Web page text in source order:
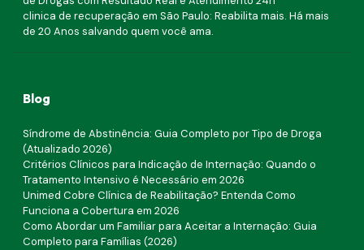
clinica de recuperação em São Paulo: Reabilita mais. Há mais
de 20 Anos salvando quem você ama.
Blog
Síndrome de Abstinência: Guia Completo por Tipo de Droga
(Atualizado 2026)
Critérios Clínicos para Indicação de Internação: Quando o
Tratamento Intensivo é Necessário em 2026
Unimed Cobre Clínica de Reabilitação? Entenda Como
Funciona a Cobertura em 2026
Como Abordar um Familiar para Aceitar a Internação: Guia
Completo para Famílias (2026)